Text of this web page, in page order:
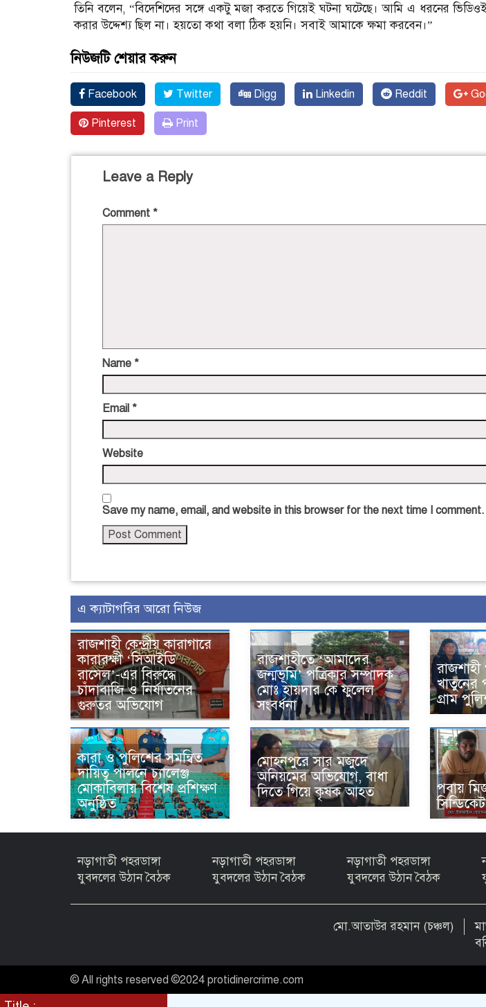
তিনি বলেন, “বিদেশিদের সঙ্গে একটু মজা করতে গিয়েই ঘটনা ঘটেছে। আমি এ ধরনের ভিডিওই
করার উদ্দেশ্য ছিল না। হয়তো কথা বলা ঠিক হয়নি। সবাই আমাকে ক্ষমা করবেন।”
নিউজটি শেয়ার করুন
Facebook Twitter Digg Linkedin Reddit
Pinterest Print
Leave a Reply
Comment *
Name *
Email *
Website
Save my name, email, and website in this browser for the next time I comment.
এ ক্যাটাগরির আরো নিউজ
রাজশাহী কেন্দ্রীয় কারাগারে
কারারক্ষী ‘সিআইডি
রাসেল’-এর বিরুদ্ধে
চাঁদাবাজি ও নির্যাতনের
গুরুতর অভিযোগ
রাজশাহীতে ‘আমাদের
জন্মভূমি’ পত্রিকার সম্পাদক
মোঃ হায়দার কে ফুলেল
সংবর্ধনা ‎
খাতুনের
গ্রাম
কারা ও পুলিশের সমন্বিত
দায়িত্ব পালনে চ্যালেঞ্জ
মোকাবিলায় বিশেষ প্রশিক্ষণ
অনুষ্ঠিত
মোহনপুরে সার মজুদে
অনিয়মের অভিযোগ, বাধা
দিতে গিয়ে কৃষক আহত
পবায়
সিন্ডিকেট
নড়াগাতী পহরডাঙ্গা
যুবদলের উঠান বৈঠক
নড়াগাতী পহরডাঙ্গা
যুবদলের উঠান বৈঠক
নড়াগাতী পহরডাঙ্গা
যুবদলের উঠান বৈঠক
মো.আতাউর রহমান (চঞ্চল)
© All rights reserved ©2024 protidinercrime.com